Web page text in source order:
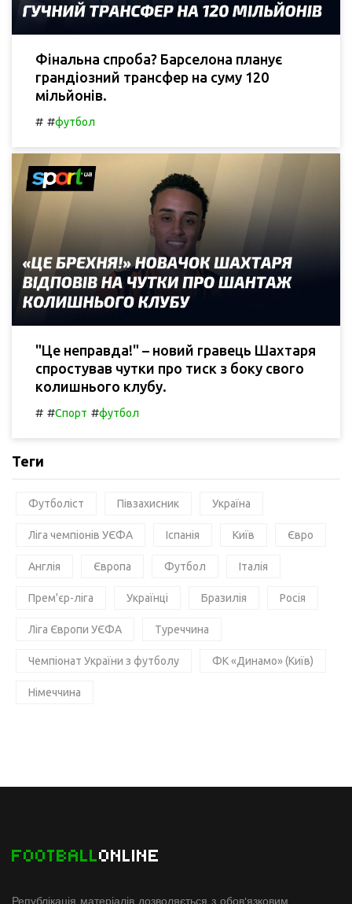
Фінальна спроба? Барселона планує
грандіозний трансфер на суму 120
мільйонів.
# #футбол
"Це неправда!" – новий гравець Шахтаря
спростував чутки про тиск з боку свого
колишнього клубу.
# #Спорт #футбол
Теги
Футболіст Півзахисник Україна
Ліга чемпіонів УЄФА Іспанія Київ Євро
Англія Європа Футбол Італія
Прем'єр-ліга Українці Бразилія Росія
Ліга Європи УЄФА Туреччина
Чемпіонат України з футболу ФК «Динамо» (Київ)
Німеччина
FOOTBALLONLINE
Републікація матеріалів дозволяється з обов'язковим